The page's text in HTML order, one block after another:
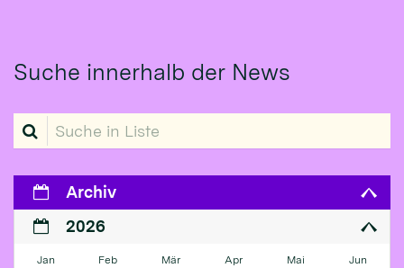
Suche innerhalb der News
Suche in Liste
Archiv
2026
Jan Feb Mär Apr Mai Jun